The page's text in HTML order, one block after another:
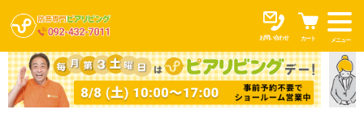
お問い合わせ カート メニュー